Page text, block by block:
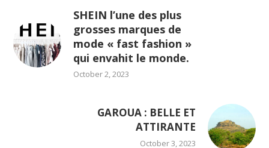
SHEIN l’une des plus
grosses marques de
mode « fast fashion »
qui envahit le monde.
October 2, 2023
GAROUA : BELLE ET
ATTIRANTE
October 3, 2023